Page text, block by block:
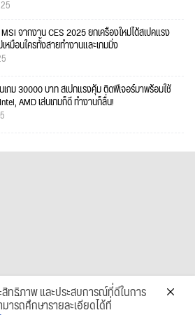
จากงาน CES 2025 ยกเครื่องใหม่ได้สเปคแรง
หมือนใครทั้งสายทำงานและเกมมิ่ง
เกม 30000 บาท สเปกแรงคุ้ม ติดฟีเจอร์มาพร้อมใช้
AMD เล่นเกมก็ดี ทำงานก็ลื่น!
ทธิภาพ และประสบการณ์ที่ดีในการ
รถศึกษารายละเอียดได้ที่